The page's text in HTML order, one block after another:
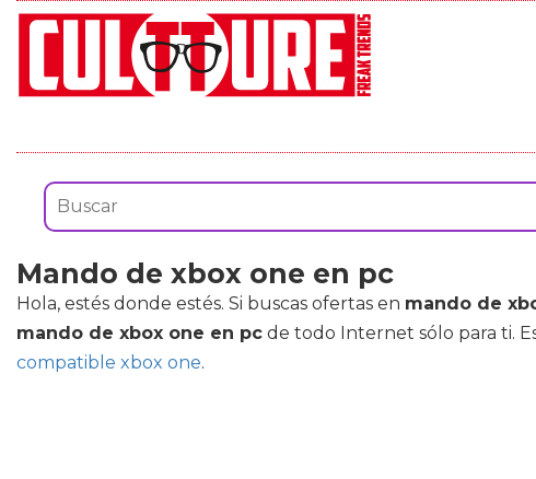
Mando de xbox one en pc
Hola, estés donde estés. Si buscas ofertas en mando de
mando de xbox one en pc de todo Internet sólo para ti.
compatible xbox one.